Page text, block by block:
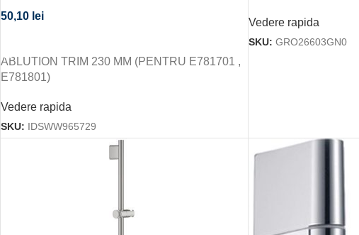
50,10 lei
ABLUTION TRIM 230 MM (PENTRU E781701 ,
E781801)
Vedere rapida
SKU: IDSWW965729
Vedere rapida
SKU: GRO26603GN0